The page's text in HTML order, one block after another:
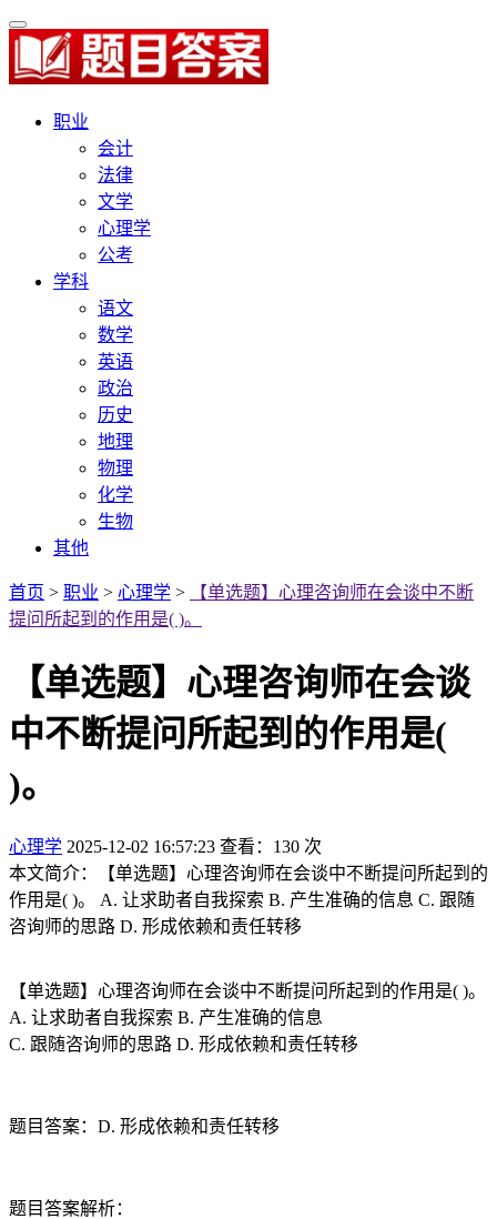
职业
会计
法律
文学
心理学
公考
学科
语文
数学
英语
政治
历史
地理
物理
化学
生物
其他
首页 > 职业 > 心理学 >
【单选题】心理咨询师在会谈中不断
提问所起到的作用是( )。
【单选题】心理咨询师在会谈
中不断提问所起到的作用是(
)。
心理学 2025-12-02 16:57:23 查看：130 次
本文简介：【单选题】心理咨询师在会谈中不断提问所起到的
作用是( )。 A. 让求助者自我探索 B. 产生准确的信息 C. 跟随
咨询师的思路 D. 形成依赖和责任转移
【单选题】心理咨询师在会谈中不断提问所起到的作用是( )。
A. 让求助者自我探索 B. 产生准确的信息
C. 跟随咨询师的思路 D. 形成依赖和责任转移
题目答案：D. 形成依赖和责任转移
题目答案解析：